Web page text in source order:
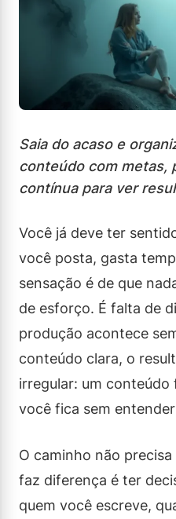
Saia do acaso e
conteúdo com metas,
contínua para ver
Você já deve ter
você posta, gasta
sensação é de que
de esforço. É falta de
produção acontece
conteúdo clara, o
irregular: um
você fica sem
O caminho não
faz diferença é ter
quem você escreve,